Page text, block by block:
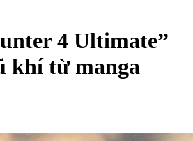
4 Ultimate”
khí từ manga